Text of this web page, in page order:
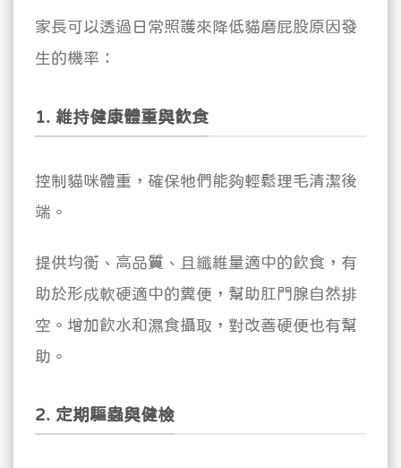
家長可以透過日常照護來降低貓磨屁股原因發
生的機率：
1. 維持健康體重與飲食
控制貓咪體重，確保牠們能夠輕鬆理毛清潔後
端。
提供均衡、高品質、且纖維量適中的飲食，有
助於形成軟硬適中的糞便，幫助肛門腺自然排
空。增加飲水和濕食攝取，對改善硬便也有幫
助。
2. 定期驅蟲與健檢